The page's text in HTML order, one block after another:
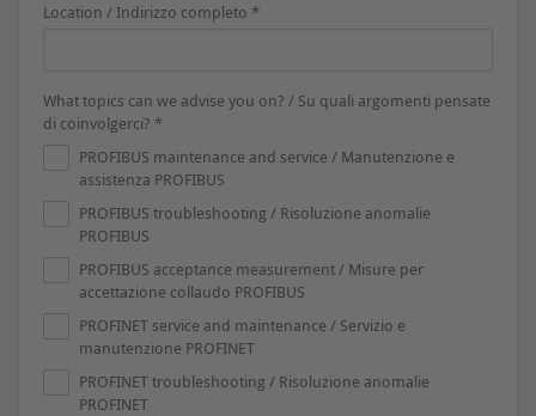
Location / Indirizzo completo *
What topics can we advise you on? / Su quali argomenti pensate
di coinvolgerci? *
PROFIBUS maintenance and service / Manutenzione e
assistenza PROFIBUS
PROFIBUS troubleshooting / Risoluzione anomalie
PROFIBUS
PROFIBUS acceptance measurement / Misure per
accettazione collaudo PROFIBUS
PROFINET service and maintenance / Servizio e
manutenzione PROFINET
PROFINET troubleshooting / Risoluzione anomalie
PROFINET